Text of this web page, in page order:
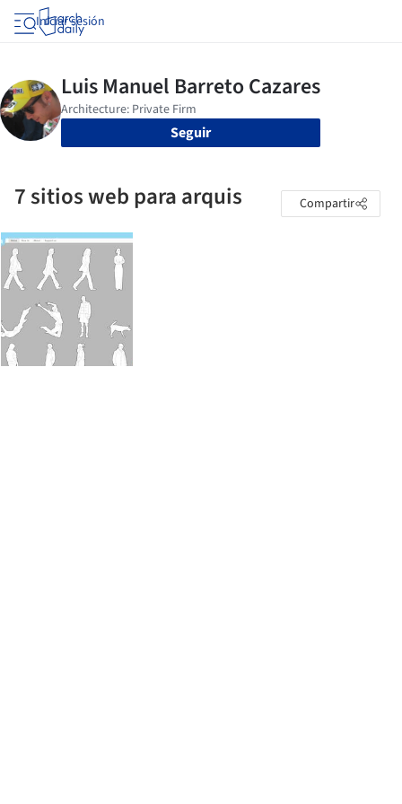
Iniciar sesión
Seguir
7 sitios web para arquis Compartir